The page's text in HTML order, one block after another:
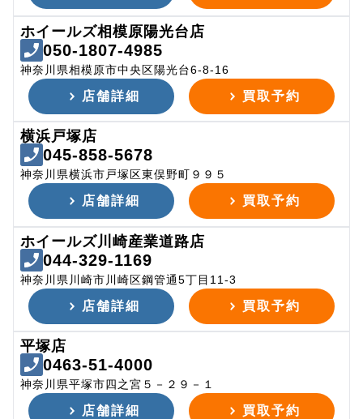
ホイールズ相模原陽光台店
050-1807-4985
神奈川県相模原市中央区陽光台6-8-16
店舗詳細 買取予約
横浜戸塚店
045-858-5678
神奈川県横浜市戸塚区東俣野町９９５
店舗詳細 買取予約
ホイールズ川崎産業道路店
044-329-1169
神奈川県川崎市川崎区鋼管通5丁目11-3
店舗詳細 買取予約
平塚店
0463-51-4000
神奈川県平塚市四之宮５－２９－１
店舗詳細 買取予約